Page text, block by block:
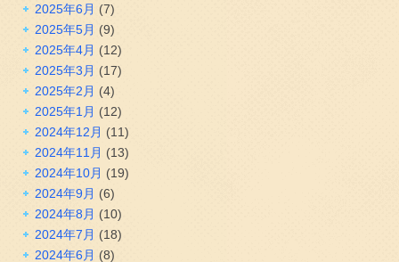
2025年6月 (7)
2025年5月 (9)
2025年4月 (12)
2025年3月 (17)
2025年2月 (4)
2025年1月 (12)
2024年12月 (11)
2024年11月 (13)
2024年10月 (19)
2024年9月 (6)
2024年8月 (10)
2024年7月 (18)
2024年6月 (8)